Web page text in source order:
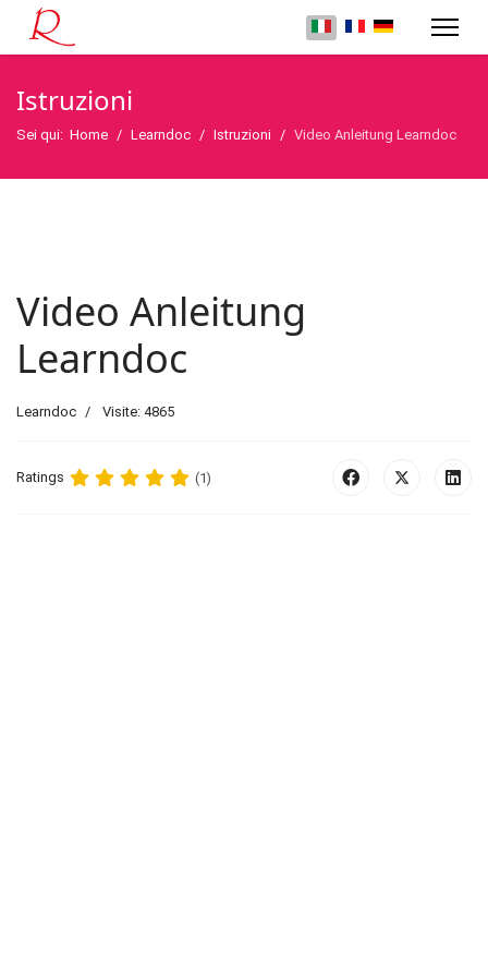
Istruzioni
Sei qui: Home Learndoc Istruzioni Video Anleitung Learndoc
Video Anleitung
Learndoc
Learndoc Visite: 4865
Ratings (1)